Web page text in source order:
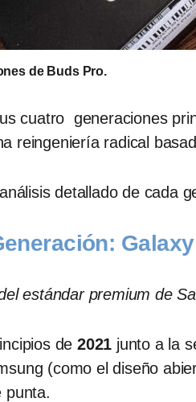
de Buds Pro.
cuatro generaciones
reingeniería radical
detallado de cada
estándar premium de
de 2021 junto a la
(como el diseño
punta.